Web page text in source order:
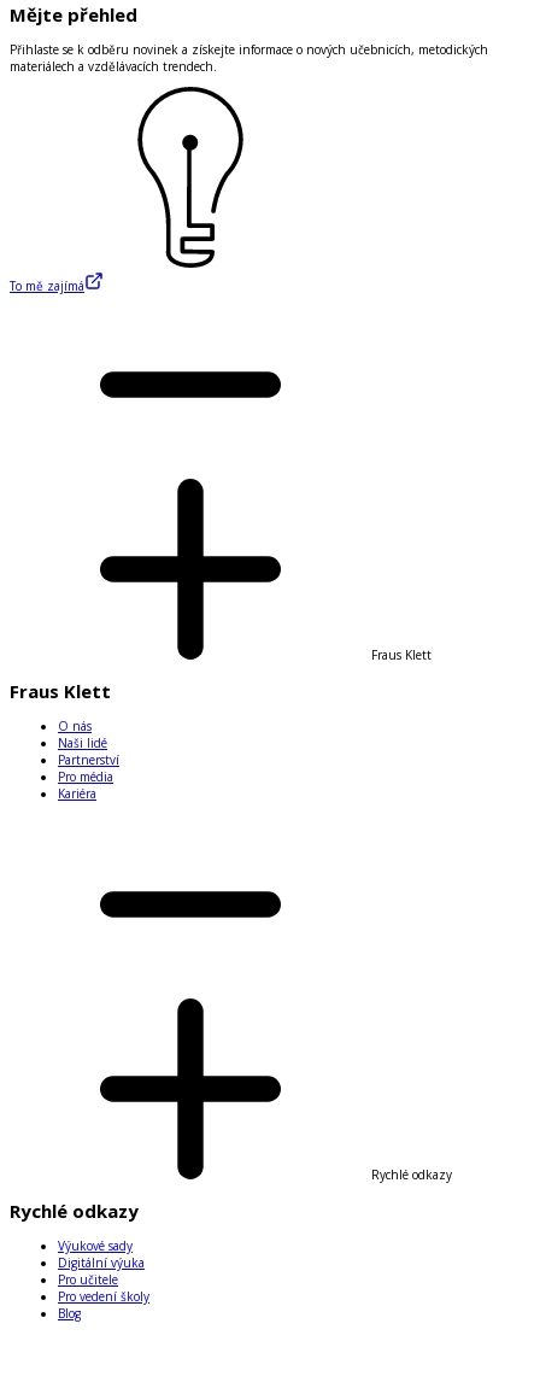
Mějte přehled
Přihlaste se k odběru novinek a získejte informace o nových učebnicích, metodických
materiálech a vzdělávacích trendech.
To mě zajímá
Fraus Klett
Fraus Klett
O nás
Naši lidé
Partnerství
Pro média
Kariéra
Rychlé odkazy
Rychlé odkazy
Výukové sady
Digitální výuka
Pro učitele
Pro vedení školy
Blog